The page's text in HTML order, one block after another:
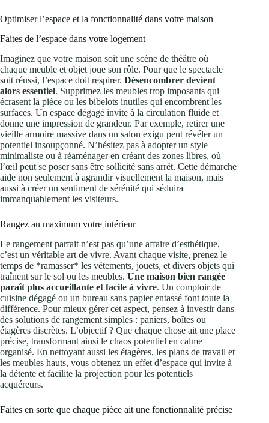
Optimiser l’espace et la fonctionnalité dans votre maison
Faites de l’espace dans votre logement
Imaginez que votre maison soit une scène de théâtre où
chaque meuble et objet joue son rôle. Pour que le spectacle
soit réussi, l’espace doit respirer. Désencombrer devient
alors essentiel. Supprimez les meubles trop imposants qui
écrasent la pièce ou les bibelots inutiles qui encombrent les
surfaces. Un espace dégagé invite à la circulation fluide et
donne une impression de grandeur. Par exemple, retirer une
vieille armoire massive dans un salon exigu peut révéler un
potentiel insoupçonné. N’hésitez pas à adopter un style
minimaliste ou à réaménager en créant des zones libres, où
l’œil peut se poser sans être sollicité sans arrêt. Cette démarche
aide non seulement à agrandir visuellement la maison, mais
aussi à créer un sentiment de sérénité qui séduira
immanquablement les visiteurs.
Rangez au maximum votre intérieur
Le rangement parfait n’est pas qu’une affaire d’esthétique,
c’est un véritable art de vivre. Avant chaque visite, prenez le
temps de *ramasser* les vêtements, jouets, et divers objets qui
traînent sur le sol ou les meubles. Une maison bien rangée
paraît plus accueillante et facile à vivre. Un comptoir de
cuisine dégagé ou un bureau sans papier entassé font toute la
différence. Pour mieux gérer cet aspect, pensez à investir dans
des solutions de rangement simples : paniers, boîtes ou
étagères discrètes. L’objectif ? Que chaque chose ait une place
précise, transformant ainsi le chaos potentiel en calme
organisé. En nettoyant aussi les étagères, les plans de travail et
les meubles hauts, vous obtenez un effet d’espace qui invite à
la détente et facilite la projection pour les potentiels
acquéreurs.
Faites en sorte que chaque pièce ait une fonctionnalité précise